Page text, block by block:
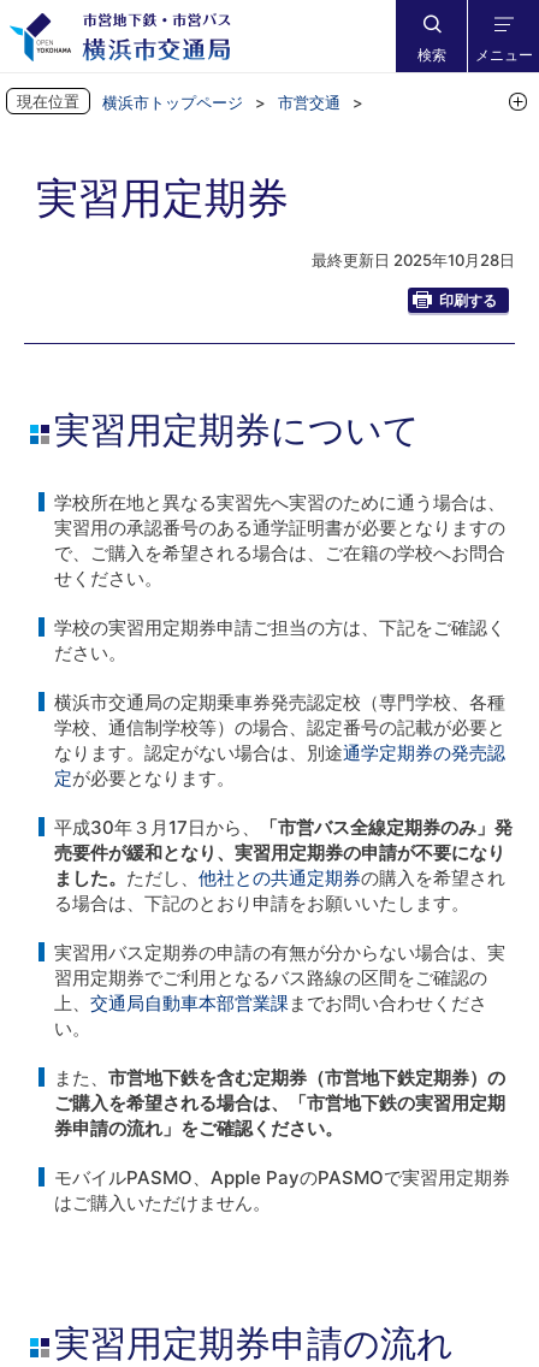
検索 メニュー
現在位置 横浜市トップページ
市営交通
実習用定期券
最終更新日 2025年10月28日
印刷する
実習用定期券について
学校所在地と異なる実習先へ実習のために通う場合は、
実習用の承認番号のある通学証明書が必要となりますの
で、ご購入を希望される場合は、ご在籍の学校へお問合
せください。
学校の実習用定期券申請ご担当の方は、下記をご確認く
ださい。
横浜市交通局の定期乗車券発売認定校（専門学校、各種
学校、通信制学校等）の場合、認定番号の記載が必要と
なります。認定がない場合は、別途通学定期券の発売認
定が必要となります。
平成30年３月17日から、
「市営バス全線定期券のみ」発
売要件が緩和となり、実習用定期券の申請が不要になり
ました。 ただし、 他社との共通定期券の購入を希望され
る場合は、下記のとおり申請をお願いいたします。
実習用バス定期券の申請の有無が分からない場合は、実
習用定期券でご利用となるバス路線の区間をご確認の
上、 交通局自動車本部営業課までお問い合わせくださ
い。
また、 市営地下鉄を含む定期券（市営地下鉄定期券）の
ご購入を希望される場合は、「市営地下鉄の実習用定期
券申請の流れ」をご確認ください。
モバイルPASMO、Apple PayのPASMOで実習用定期券
はご購入いただけません。
実習用定期券申請の流れ